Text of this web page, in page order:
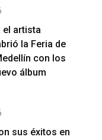
el artista
la Feria de
con los
álbum
sus éxitos en